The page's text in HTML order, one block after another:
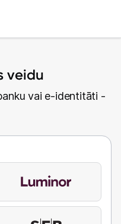
veidu
vai e-identitāti -